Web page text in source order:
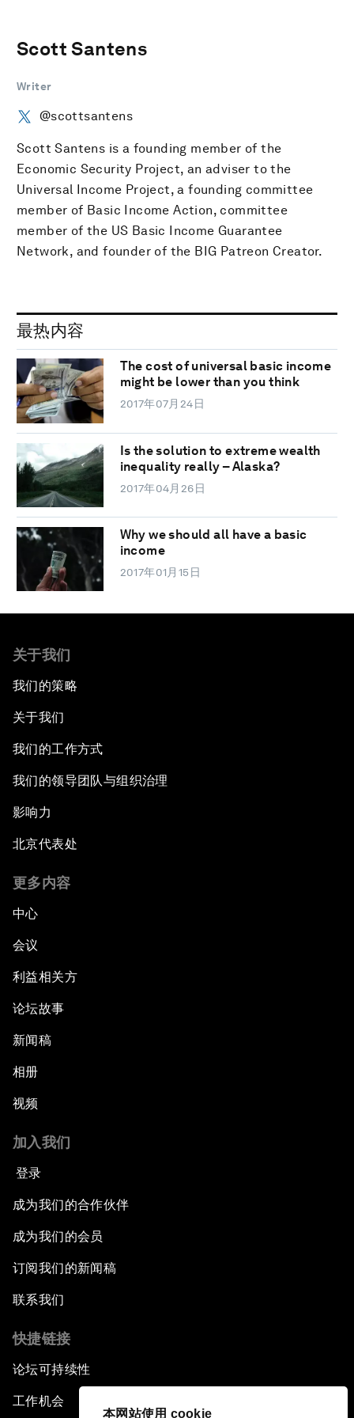
本网站使用 cookie
Scott Santens
Writer
@scottsantens
Scott Santens is a founding member of the
Economic Security Project, an adviser to the
Universal Income Project, a founding committee
member of Basic Income Action, committee
member of the US Basic Income Guarantee
Network, and founder of the BIG Patreon Creator.
最热内容
The cost of universal basic income
might be lower than you think
2017年07月24日
Is the solution to extreme wealth
inequality really – Alaska?
2017年04月26日
Why we should all have a basic
income
2017年01月15日
关于我们
我们的策略
关于我们
我们的工作方式
我们的领导团队与组织治理
影响力
北京代表处
更多内容
中心
会议
利益相关方
论坛故事
新闻稿
相册
视频
加入我们
登录
成为我们的合作伙伴
成为我们的会员
订阅我们的新闻稿
联系我们
快捷链接
论坛可持续性
工作机会